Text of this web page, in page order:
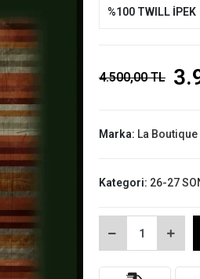
%100 TWILL İPEK
4.500,00 TL
Marka: La Boutique
Kategori: 26-27